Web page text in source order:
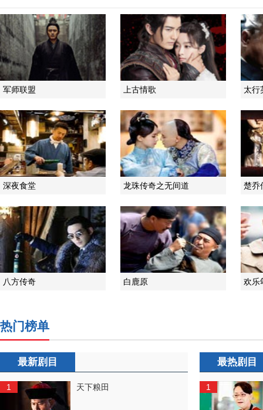
军师联盟 上古情歌 太行
深夜食堂 龙珠传奇之无间道 楚乔
八方传奇 白鹿原 欢乐
热门榜单
最新剧目
1 天下粮田
最热剧目
1